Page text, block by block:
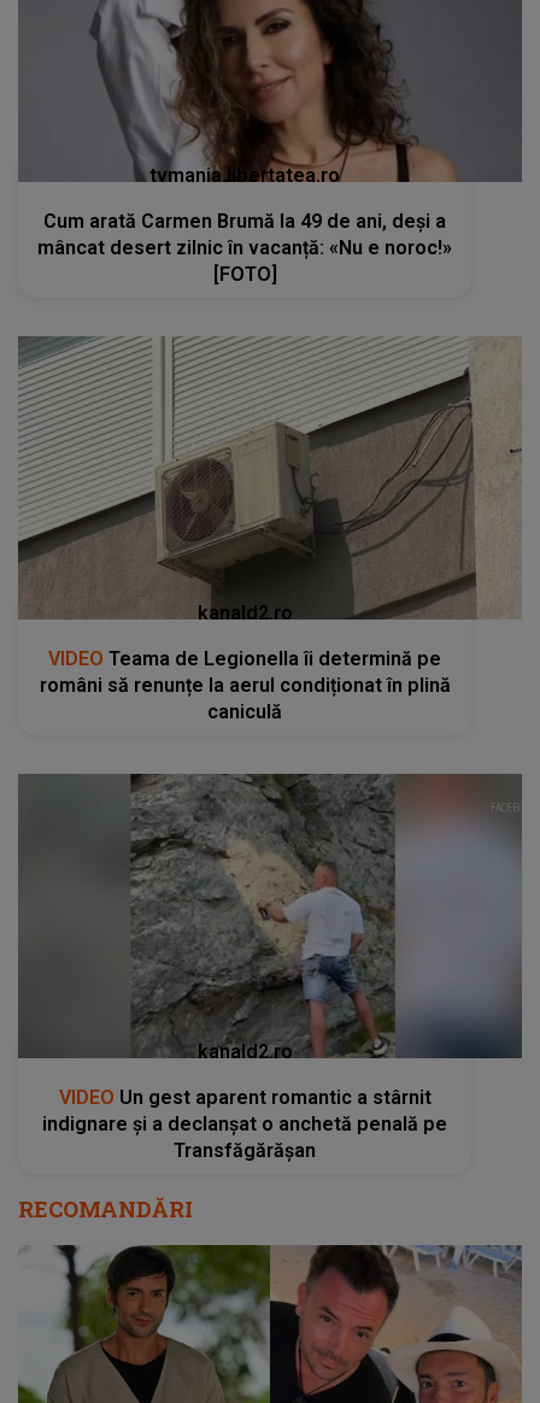
tvmania.libertatea.ro
Cum arată Carmen Brumă la 49 de ani, deși a
mâncat desert zilnic în vacanță: «Nu e noroc!»
[FOTO]
kanald2.ro
VIDEO Teama de Legionella îi determină pe
români să renunțe la aerul condiționat în plină
caniculă
kanald2.ro
VIDEO Un gest aparent romantic a stârnit
indignare și a declanșat o anchetă penală pe
Transfăgărășan
RECOMANDĂRI